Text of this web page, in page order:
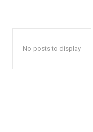
No posts to display